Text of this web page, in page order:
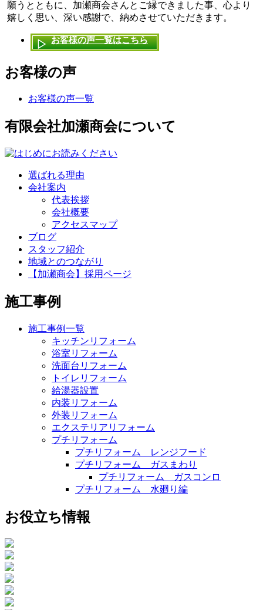
願うとともに、加瀬商会さんとご縁できました事、心より
嬉しく思い、深い感謝で、納めさせていただきます。
お客様の声一覧はこちら
お客様の声
お客様の声一覧
有限会社加瀬商会について
選ばれる理由
会社案内
代表挨拶
会社概要
アクセスマップ
ブログ
スタッフ紹介
地域とのつながり
【加瀬商会】採用ページ
施工事例
施工事例一覧
キッチンリフォーム
浴室リフォーム
洗面台リフォーム
トイレリフォーム
給湯器設置
内装リフォーム
外装リフォーム
エクステリアリフォーム
プチリフォーム
プチリフォーム レンジフード
プチリフォーム ガスまわり
プチリフォーム ガスコンロ
プチリフォーム 水廻り編
お役立ち情報